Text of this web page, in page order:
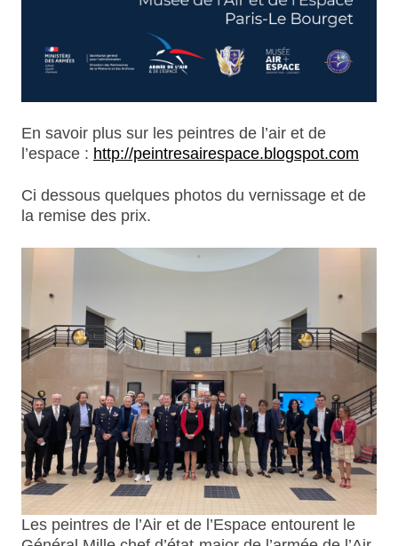
En savoir plus sur les peintres de l’air et de
l’espace : http://peintresairespace.blogspot.com
Ci dessous quelques photos du vernissage et de
la remise des prix.
Les peintres de l’Air et de l’Espace entourent le